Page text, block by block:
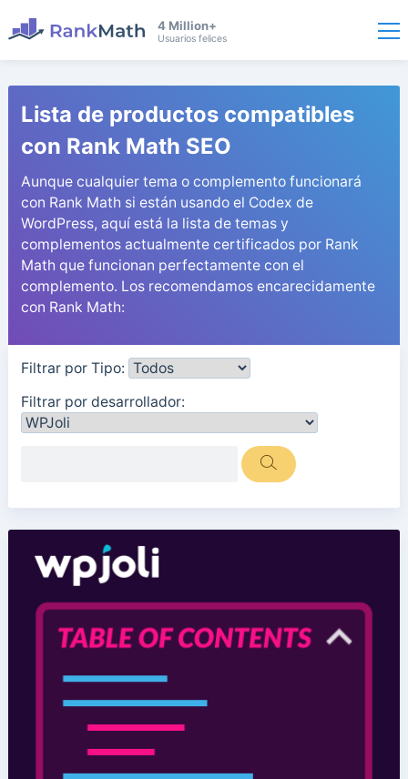
4 Million+
Usuarios felices
Lista de productos compatibles
con Rank Math SEO
Aunque cualquier tema o complemento funcionará
con Rank Math si están usando el Codex de
WordPress, aquí está la lista de temas y
complementos actualmente certificados por Rank
Math que funcionan perfectamente con el
complemento. Los recomendamos encarecidamente
con Rank Math:
Filtrar por Tipo:
Filtrar por desarrollador: